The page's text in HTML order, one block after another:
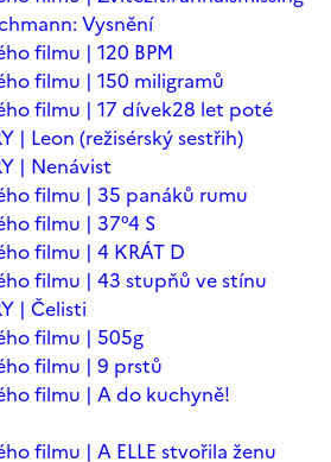
Vysnění
filmu | 120 BPM
filmu | 150 miligramů
filmu | 17 dívek28 let poté
| Leon (režisérský sestřih)
| Nenávist
filmu | 35 panáků rumu
filmu | 37°4 S
filmu | 4 KRÁT D
filmu | 43 stupňů ve stínu
| Čelisti
filmu | 505g
filmu | 9 prstů
filmu | A do kuchyně!
filmu | A ELLE stvořila ženu